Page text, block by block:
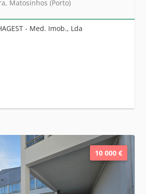
Matosinhos (Porto)
- Med. Imob., Lda
10 000 €